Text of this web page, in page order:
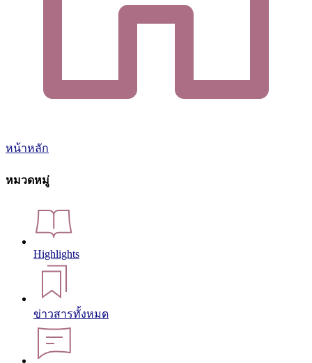
หน้าหลัก
หมวดหมู่
Highlights
ข่าวสารทั้งหมด